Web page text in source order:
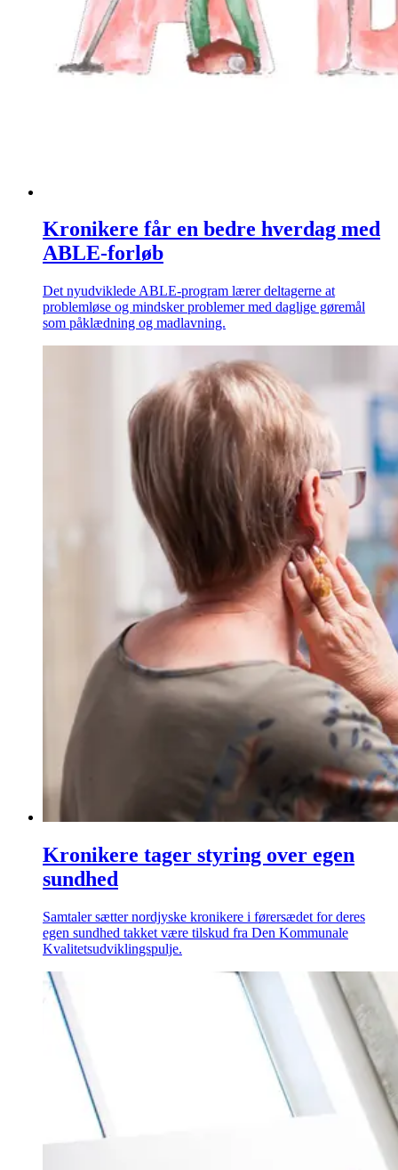
Kronikere får en bedre hverdag med
ABLE-forløb
Det nyudviklede ABLE-program lærer deltagerne at
problemløse og mindsker problemer med daglige gøremål
som påklædning og madlavning.
Kronikere tager styring over egen
sundhed
Samtaler sætter nordjyske kronikere i førersædet for deres
egen sundhed takket være tilskud fra Den Kommunale
Kvalitetsudviklingspulje.